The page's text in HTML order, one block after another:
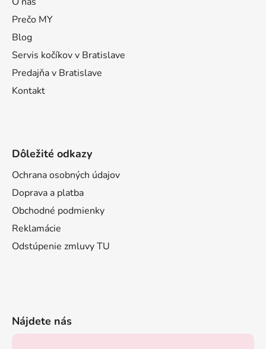
Prečo MY
Blog
Servis kočíkov v Bratislave
Predajňa v Bratislave
Kontakt
Dôležité odkazy
Ochrana osobných údajov
Doprava a platba
Obchodné podmienky
Reklamácie
Odstúpenie zmluvy TU
Nájdete nás